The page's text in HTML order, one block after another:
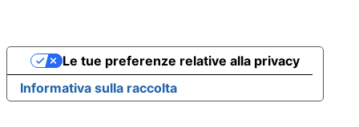
Informativa sulla raccolta
Le tue preferenze relative alla privacy